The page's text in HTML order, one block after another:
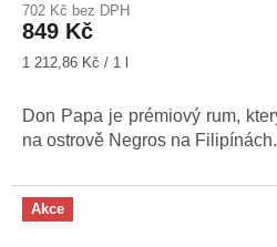
produktu
je
4,7
hvězdiček.
702 Kč bez DPH
849 Kč
Měrná
1 212,86 Kč / 1 l
Don Papa je prémiový rum,
na ostrově Negros na Filipínách.
Akce